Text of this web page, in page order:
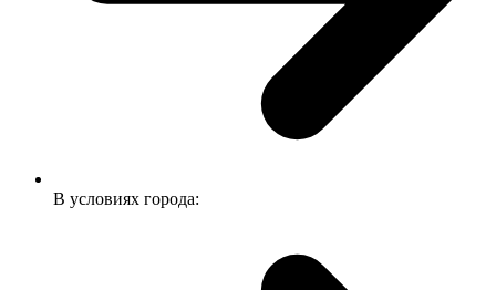
В условиях города: